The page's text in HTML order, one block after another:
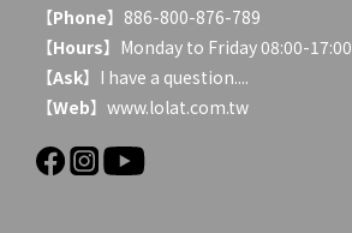
【Phone】886-800-876-789
【Hours】Monday to Friday 08:00-17:00
【Ask】 I have a question....
【Web】www.lolat.com.tw